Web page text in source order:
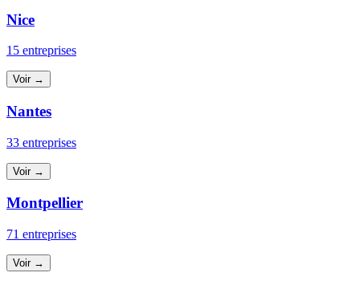
Nice
15 entreprises
Voir →
Nantes
33 entreprises
Voir →
Montpellier
71 entreprises
Voir →